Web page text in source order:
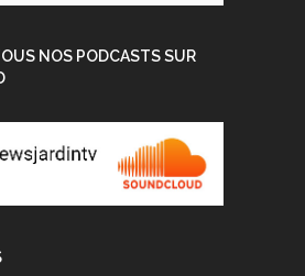
NOS PODCASTS SUR